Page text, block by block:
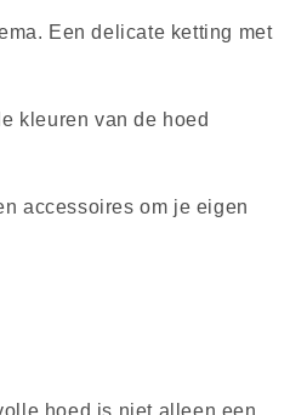
Een delicate ketting met
kleuren van de hoed
accessoires om je eigen
hoed is niet alleen een